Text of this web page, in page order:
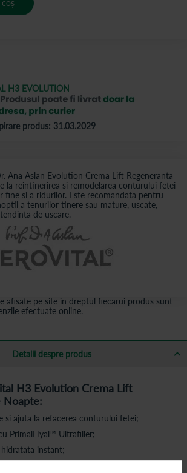
H3 EVOLUTION
produs: 31.03.2029
Ana Aslan Evolution Crema Lift Regeneranta
la reintinerirea si remodelarea conturului fetei
fine si a ridurilor. Este recomandata pentru
a tenurilor tinere sau mature, uscate,
de uscare.
afisate pe site in dreptul fiecarui produs sunt
efectuate online.
Detalii despre produs
H3 Evolution Crema Lift
Noapte:
si ajuta la refacerea conturului fetei;
PrimalHyal™ Ultrafiller;
instant;